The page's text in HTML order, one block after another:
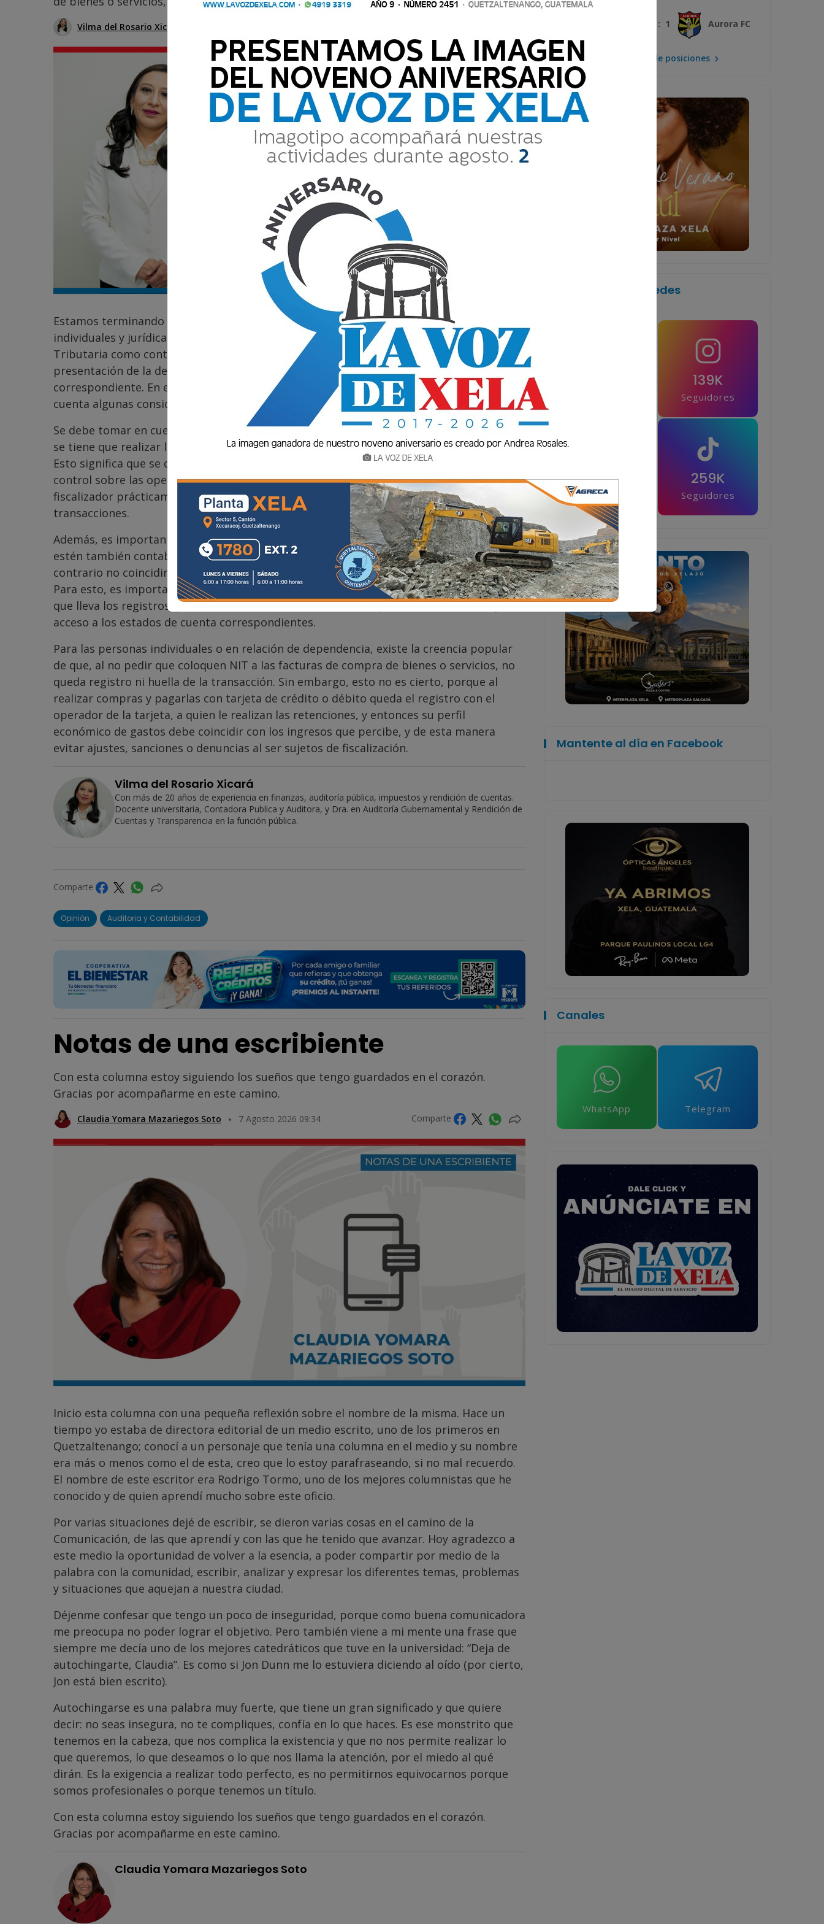
Vilma del Rosario Xicará
Estamos terminando el mes de marzo, por lo que es importante que todas las personas
individuales y jurídicas que están inscritas en la Superintendencia de Administración
Tributaria como contribuyentes tengan presente que la normativa actual exige la
presentación de la declaración anual para pagar el Impuesto Sobre la Renta
correspondiente. En este sentido, es importante que antes de declarar se tengan en
cuenta algunas consideraciones.
Se debe tomar en cuenta que para realizar la declaración anual y pagar impuestos, antes
se tiene que realizar la contabilidad de manera técnica, apegada a la normativa vigente.
Esto significa que se deben verificar estos saldos, pero sobre todo ahora que existe más
control sobre las operaciones y transacciones, principalmente electrónicas, el ente
fiscalizador prácticamente tiene conocimiento y control de todas las operaciones y
transacciones.
Además, es importante que todas las operaciones realizadas por medio de los bancos
estén también contabilizadas en tiempo y conforme corresponden, ya que en caso
contrario no coincidirán los movimientos financieros con las operaciones electrónicas.
Para esto, es importante que se tenga buena comunicación y confianza con el contador
que lleva los registros, para darle a conocer cada una de las operaciones bancarias y el
acceso a los estados de cuenta correspondientes.
Para las personas individuales o en relación de dependencia, existe la creencia popular
de que, al no pedir que coloquen NIT a las facturas de compra de bienes o servicios, no
queda registro ni huella de la transacción. Sin embargo, esto no es cierto, porque al
realizar compras y pagarlas con tarjeta de crédito o débito queda el registro con el
operador de la tarjeta, a quien le realizan las retenciones, y entonces su perfil
económico de gastos debe coincidir con los ingresos que percibe, y de esta manera
evitar ajustes, sanciones o denuncias al ser sujetos de fiscalización.
Vilma del Rosario Xicará
Con más de 20 años de experiencia en finanzas, auditoría pública, impuestos y rendición de cuentas.
Docente universitaria, Contadora Publica y Auditora, y Dra. en Auditoría Gubernamental y Rendición de
Cuentas y Transparencia en la función pública.
Comparte
Opinión Auditoria y Contabilidad
Notas de una escribiente
Con esta columna estoy siguiendo los sueños que tengo guardados en el corazón.
Gracias por acompañarme en este camino.
Claudia Yomara Mazariegos Soto 7 Agosto 2026 09:34 Comparte
Inicio esta columna con una pequeña reflexión sobre el nombre de la misma. Hace un
tiempo yo estaba de directora editorial de un medio escrito, uno de los primeros en
Quetzaltenango; conocí a un personaje que tenía una columna en el medio y su nombre
era más o menos como el de esta, creo que lo estoy parafraseando, si no mal recuerdo.
El nombre de este escritor era Rodrigo Tormo, uno de los mejores columnistas que he
conocido y de quien aprendí mucho sobre este oficio.
Por varias situaciones dejé de escribir, se dieron varias cosas en el camino de la
Comunicación, de las que aprendí y con las que he tenido que avanzar. Hoy agradezco a
este medio la oportunidad de volver a la esencia, a poder compartir por medio de la
palabra con la comunidad, escribir, analizar y expresar los diferentes temas, problemas
y situaciones que aquejan a nuestra ciudad.
Déjenme confesar que tengo un poco de inseguridad, porque como buena comunicadora
me preocupa no poder lograr el objetivo. Pero también viene a mi mente una frase que
siempre me decía uno de los mejores catedráticos que tuve en la universidad: “Deja de
autochingarte, Claudia”. Es como si Jon Dunn me lo estuviera diciendo al oído (por cierto,
Jon está bien escrito).
Autochingarse es una palabra muy fuerte, que tiene un gran significado y que quiere
decir: no seas insegura, no te compliques, confía en lo que haces. Es ese monstrito que
tenemos en la cabeza, que nos complica la existencia y que no nos permite realizar lo
que queremos, lo que deseamos o lo que nos llama la atención, por el miedo al qué
dirán. Es la exigencia a realizar todo perfecto, es no permitirnos equivocarnos porque
somos profesionales o porque tenemos un título.
Con esta columna estoy siguiendo los sueños que tengo guardados en el corazón.
Gracias por acompañarme en este camino.
Claudia Yomara Mazariegos Soto
3 : 1 Aurora FC
Mira la tabla de posiciones
Síguenos en las redes
139K
Seguidores
42.5K
Seguidores
259K
Seguidores
Mantente al día en Facebook
Canales
WhatsApp Telegram